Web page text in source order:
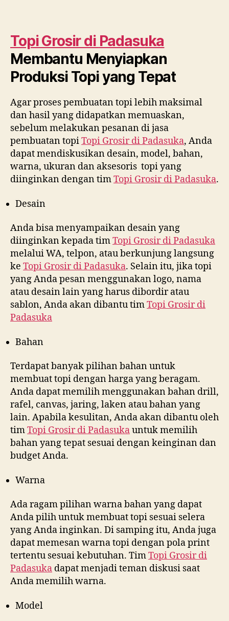
Topi Grosir di Padasuka
Membantu Menyiapkan
Produksi Topi yang Tepat
Agar proses pembuatan topi lebih maksimal
dan hasil yang didapatkan memuaskan,
sebelum melakukan pesanan di jasa
pembuatan topiTopi Grosir diPadasuka, Anda
dapat mendiskusikan desain, model, bahan,
warna, ukuran dan aksesoris topi yang
diinginkan dengan timTopi Grosir diPadasuka.
Desain
Anda bisa menyampaikan desain yang
diinginkan kepada timTopi Grosir diPadasuka
melalui WA, telpon, atau berkunjung langsung
ke Topi Grosir diPadasuka. Selain itu, jika topi
yang Anda pesan menggunakan logo, nama
atau desain lain yang harus dibordir atau
sablon, Anda akan dibantu timTopi Grosir di
Padasuka
Bahan
Terdapat banyak pilihan bahan untuk
membuat topi dengan harga yang beragam.
Anda dapat memilih menggunakan bahan drill,
rafel, canvas, jaring, laken atau bahan yang
lain. Apabila kesulitan, Anda akan dibantu oleh
timTopi Grosir diPadasukauntuk memilih
bahan yang tepat sesuai dengan keinginan dan
budget Anda.
Warna
Ada ragam pilihan warna bahan yang dapat
Anda pilih untuk membuat topi sesuai selera
yang Anda inginkan. Di samping itu, Anda juga
dapat memesan warna topi dengan pola print
tertentu sesuai kebutuhan. TimTopi Grosir di
Padasuka dapat menjadi teman diskusi saat
Anda memilih warna.
Model